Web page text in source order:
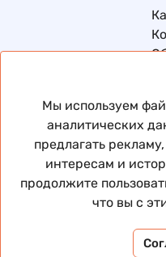
© 2026 Все
Помни, ты уже
Мы используем
аналитических
предлагать
интересам и
продолжите
что вы с